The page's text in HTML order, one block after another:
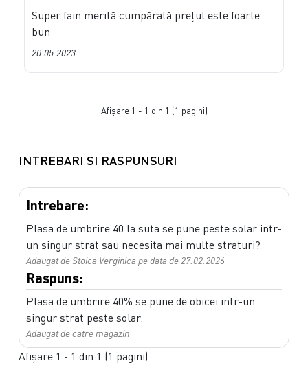
Super fain merită cumpărată prețul este foarte
bun
20.05.2023
Afişare 1 - 1 din 1 (1 pagini)
INTREBARI SI RASPUNSURI
Intrebare:
Plasa de umbrire 40 la suta se pune peste solar intr-
un singur strat sau necesita mai multe straturi?
Adaugat de Stoica Verginica pe data de 27.02.2026
Raspuns:
Plasa de umbrire 40% se pune de obicei intr-un
singur strat peste solar.
Adaugat de catre magazin
Afişare 1 - 1 din 1 (1 pagini)